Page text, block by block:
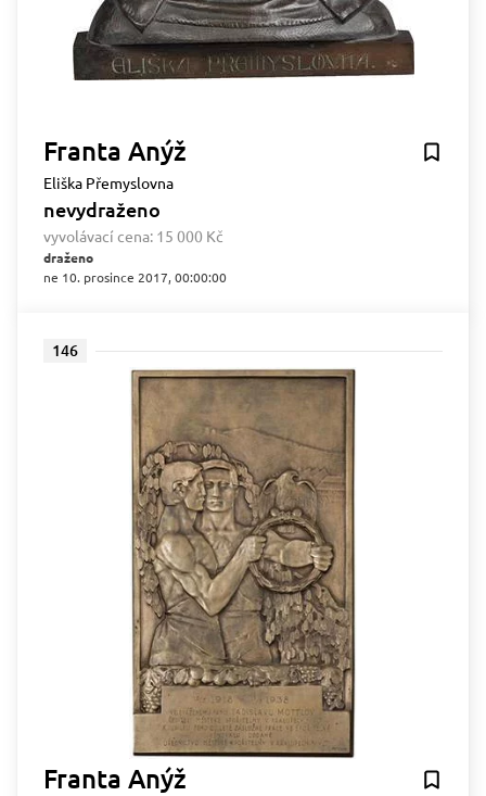
Franta Anýž
Eliška Přemyslovna
nevydraženo
vyvolávací cena: 15 000 Kč
draženo
ne 10. prosince 2017, 00:00:00
146
Franta Anýž